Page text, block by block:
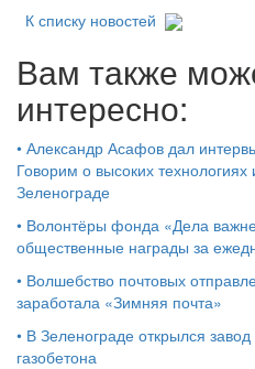
К списку новостей
Вам также
интересно:
• Александр Асафов дал
Говорим о высоких
Зеленограде
• Волонтёры фонда «Дела
общественные награды за
• Волшебство почтовых
заработала «Зимняя почта»
• В Зеленограде открылся
газобетона